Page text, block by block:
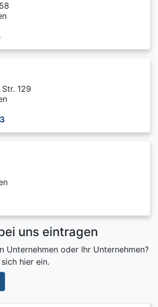
129
uns eintragen
Unternehmen oder Ihr Unternehmen?
hier ein.